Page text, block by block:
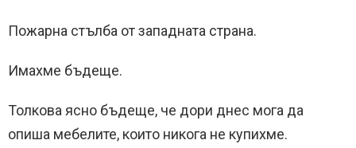
Пожарна стълба от западната страна.
Имахме бъдеще.
Толкова ясно бъдеще, че дори днес мога да
опиша мебелите, които никога не купихме.